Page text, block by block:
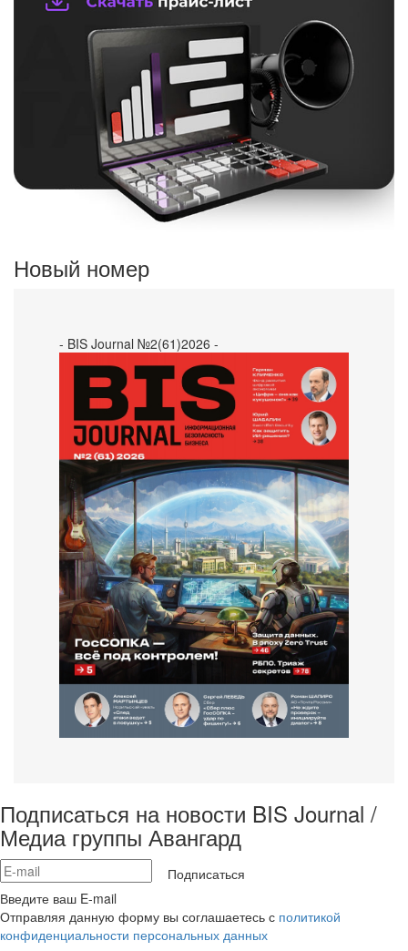
Новый номер
- BIS Journal №2(61)2026 -
Подписаться на новости BIS Journal /
Медиа группы Авангард
Подписаться
Введите ваш E-mail
Отправляя данную форму вы соглашаетесь с политикой
конфиденциальности персональных данных